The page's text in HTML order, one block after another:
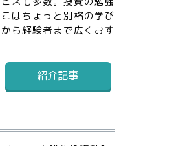
はちょっと別格の学び
ら経験者まで広くおす
紹介記事